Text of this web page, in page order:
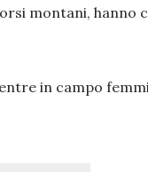
montani, hanno
in campo